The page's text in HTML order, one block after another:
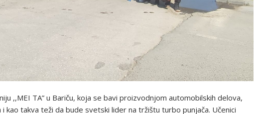
,,MEI TA” u Bariču, koja se bavi proizvodnjom automobilskih delova,
takva teži da bude svetski lider na tržištu turbo punjača. Učenici